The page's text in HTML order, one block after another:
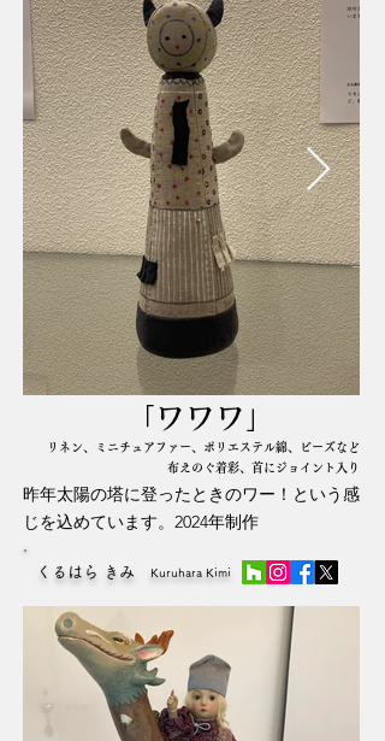
「ワワワ」
リネン、ミニチュアファー、ポリエステル綿、ビーズなど
布えのぐ着彩、首にジョイント入り
昨年太陽の塔に登ったときのワー！という感
じを込めています。2024年制作
くるはら きみ Kuruhara Kimi